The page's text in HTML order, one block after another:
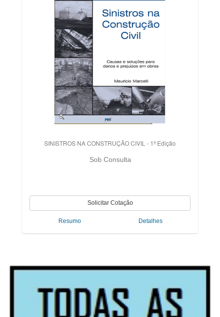
SINISTROS NA CONSTRUÇÃO CIVIL - 1ª Edição
Sob Consulta
Resumo Detalhes